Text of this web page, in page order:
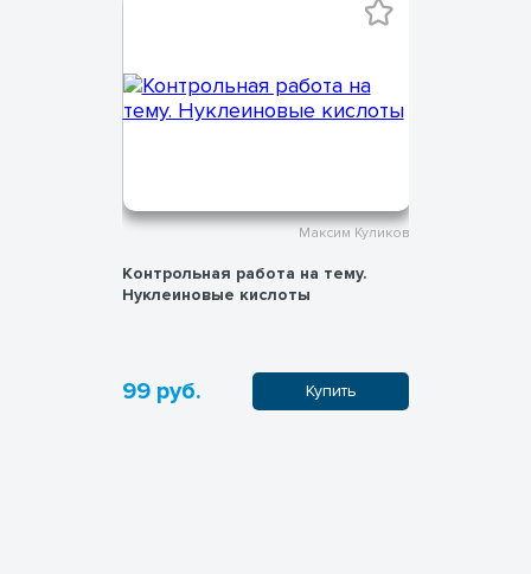
Максим Куликов
Контрольная работа на тему.
Нуклеиновые кислоты
99 руб. Купить